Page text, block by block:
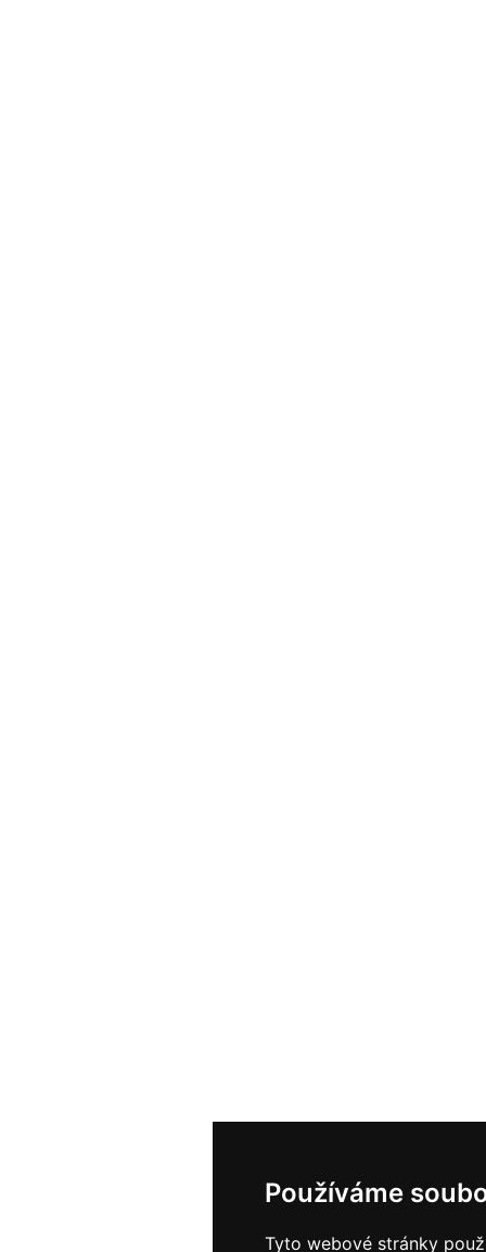
Používáme
Tyto webové stránky